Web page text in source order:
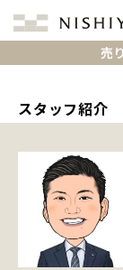
売
スタッフ紹介